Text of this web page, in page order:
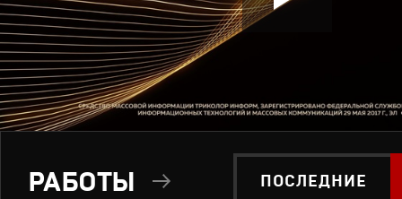
ПОСЛЕДНИЕ
РАБОТЫ